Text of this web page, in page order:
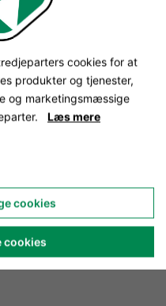
cookies for at
produkter og tjenester,
og marketingsmæssige
Læs mere
cookies
cookies